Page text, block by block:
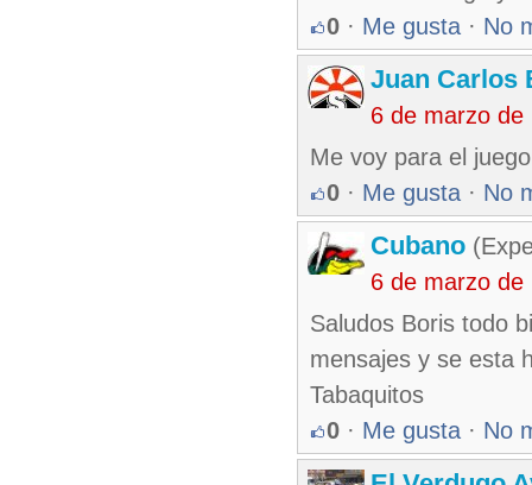
0 · Me gusta · No
Juan Carlos
6 de marzo de
Me voy para el
0 · Me gusta · No
Cubano
6 de marzo de
Saludos Boris todo
mensajes y se esta
Tabaquitos
0 · Me gusta · No